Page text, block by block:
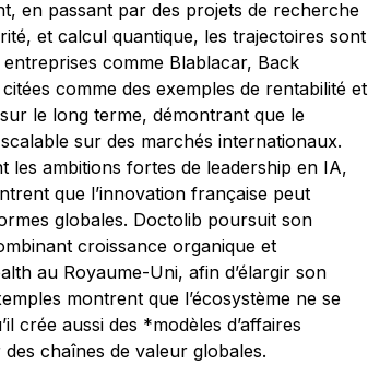
en passant par des projets de recherche
et calcul quantique, les trajectoires sont
comme Blablacar, Back
comme des exemples de rentabilité et
le long terme, démontrant que le
sur des marchés internationaux.
les ambitions fortes de leadership en IA,
que l’innovation française peut
globales. Doctolib poursuit son
croissance organique et
au Royaume-Uni, afin d’élargir son
montrent que l’écosystème ne se
crée aussi des *modèles d’affaires
chaînes de valeur globales.